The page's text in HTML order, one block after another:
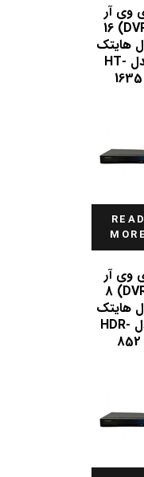
وی آر
(DVR) 16
هایتک
مدل HT-
1635
READ
MORE
وی آر
(DVR) 8
هایتک
مدل HDR-
852